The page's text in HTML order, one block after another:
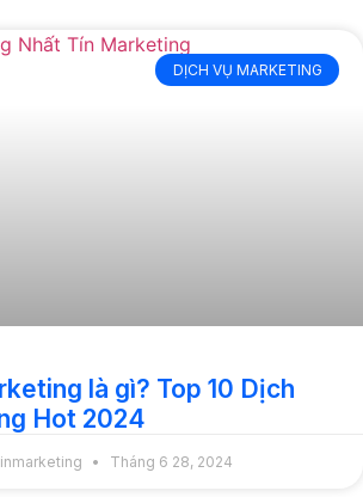
DỊCH VỤ MARKETING
là gì? Top 10 Dịch
Hot 2024
Tháng 6 28, 2024